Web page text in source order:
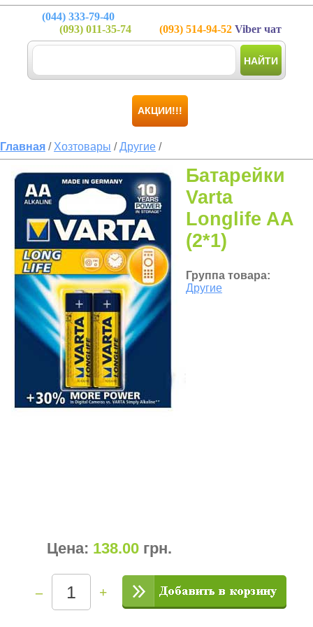
(044) 333-79-40
(093) 011-35-74 (093) 514-94-52 Viber чат
НАЙТИ
АКЦИИ!!!
Главная / Хозтовары /Другие /
Батарейки
Varta
Longlife AA
(2*1)
Группа товара:
Другие
Цена: 138.00 грн.
– +